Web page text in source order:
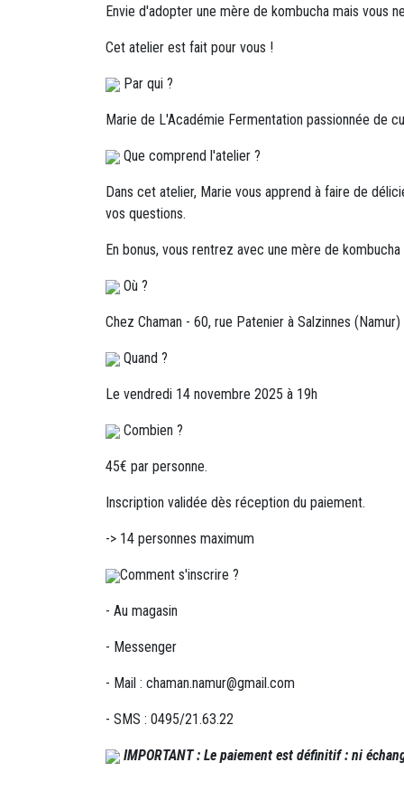
Envie d'adopter une mère de kombucha mais vous
Cet atelier est fait pour vous !
Par qui ?
Marie de L'Académie Fermentation passionnée de
Que comprend l'atelier ?
Dans cet atelier, Marie vous apprend à faire de
vos questions.
En bonus, vous rentrez avec une mère de kombucha
Où ?
Chez Chaman - 60, rue Patenier à Salzinnes (Namur)
Quand ?
Le vendredi 14 novembre 2025 à 19h
Combien ?
45€ par personne.
Inscription validée dès réception du paiement.
-> 14 personnes maximum
Comment s'inscrire ?
- Au magasin
- Messenger
- Mail : chaman.namur@gmail.com
- SMS : 0495/21.63.22
IMPORTANT : Le paiement est définitif : ni